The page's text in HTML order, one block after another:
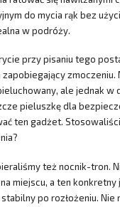
do mycia rąk bez
w podróży.
przy pisaniu tego
zmoczeniu.
ale jednak w
pieluszkę dla
ten gadżet.
też nocnik-tron.
miejscu, a ten konkretny
po rozłożeniu. Nie